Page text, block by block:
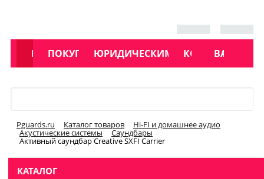
АКЦИИ
КАТАЛОГ
ПОКУПАТЕЛЯМЮРИДИЧЕСКИМ ЛИЦАМКОНТАКТЫ
УСЛУГИ
Pguards.ru Каталог товаров Hi-FI и домашнее аудио
Акустические системы Саундбары
Активный саундбар Creative SXFI Carrier
КАТАЛОГ